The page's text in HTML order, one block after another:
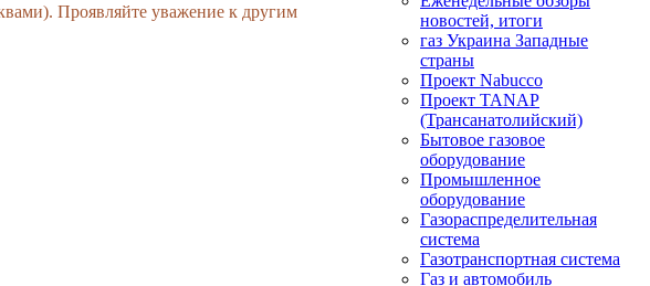
Проявляйте уважение к другим
новостей, итоги
газ Украина Западные
страны
Проект Nabucco
Проект TANAP
(Трансанатолийский)
Бытовое газовое
оборудование
Промышленное
оборудование
Газораспределительная
система
Газотранспортная система
Газ и автомобиль